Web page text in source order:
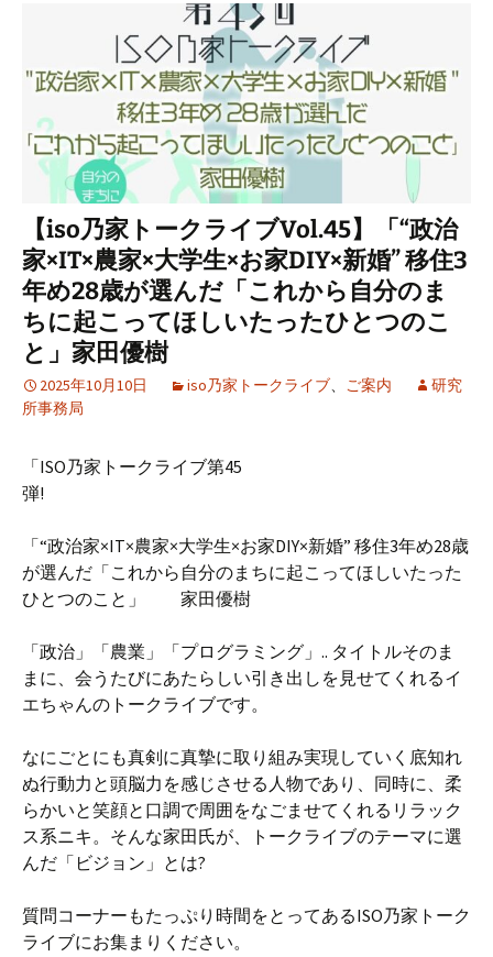
【iso乃家トークライブVol.45】「“政治
家×IT×農家×大学生×お家DIY×新婚” 移住3
年め28歳が選んだ「これから自分のま
ちに起こってほしいたったひとつのこ
と」家田優樹
2025年10月10日 iso乃家トークライブ、 ご案内
研究
所事務局
「ISO乃家トークライブ第45
弾!
「“政治家×IT×農家×大学生×お家DIY×新婚” 移住3年め28歳
が選んだ「これから自分のまちに起こってほしいたった
ひとつのこと」 家田優樹
「政治」「農業」「プログラミング」.. タイトルそのま
まに、会うたびにあたらしい引き出しを見せてくれるイ
エちゃんのトークライブです。
なにごとにも真剣に真摯に取り組み実現していく底知れ
ぬ行動力と頭脳力を感じさせる人物であり、同時に、柔
らかいと笑顔と口調で周囲をなごませてくれるリラック
ス系ニキ。そんな家田氏が、トークライブのテーマに選
んだ「ビジョン」とは?
質問コーナーもたっぷり時間をとってあるISO乃家トーク
ライブにお集まりください。